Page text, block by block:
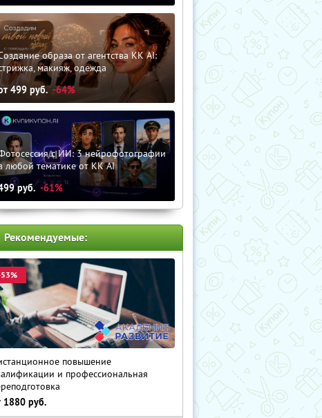
образа от агентства KK AI:
макияж, одежда
499 руб. -64%
с ИИ: 3 нейрофотографии
любой тематике от KK AI
руб. -61%
Рекомендуемые:
повышение
и профессиональная
1880 руб.